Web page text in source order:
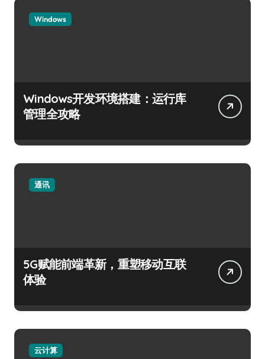
Windows
Windows开发环境搭建：运行库
管理全攻略
通讯
5G赋能前端革新，重塑移动互联
体验
云计算